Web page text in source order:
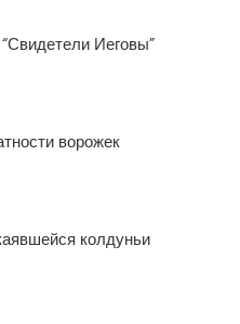
Иеговы”
ворожек
колдуньи